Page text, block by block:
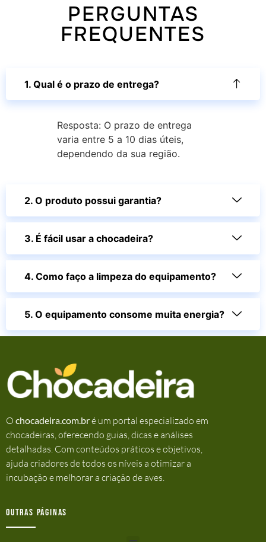
PERGUNTAS
FREQUENTES
1. Qual é o prazo de entrega?
Resposta: O prazo de entrega
varia entre 5 a 10 dias úteis,
dependendo da sua região.
2. O produto possui garantia?
3. É fácil usar a chocadeira?
4. Como faço a limpeza do equipamento?
5. O equipamento consome muita energia?
O chocadeira.com.bré um portal especializado em
chocadeiras, oferecendo guias, dicas e análises
detalhadas. Com conteúdos práticos e objetivos,
ajuda criadores de todos os níveis a otimizar a
incubação e melhorar a criação de aves.
Outras Páginas